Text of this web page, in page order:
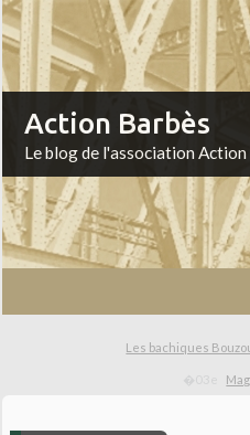
Action Barbès
Le blog de l'association Action
Les bachiques